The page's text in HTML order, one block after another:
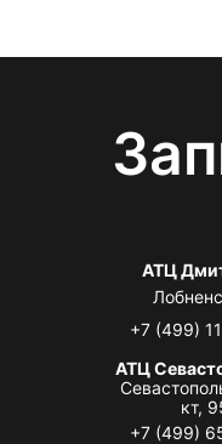
АТЦ
+7 (499)
АТЦ
кт,
+7 (499)